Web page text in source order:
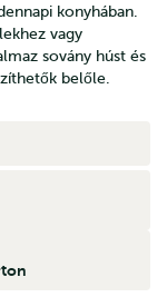
konyhában.
vagy
sovány húst és
belőle.